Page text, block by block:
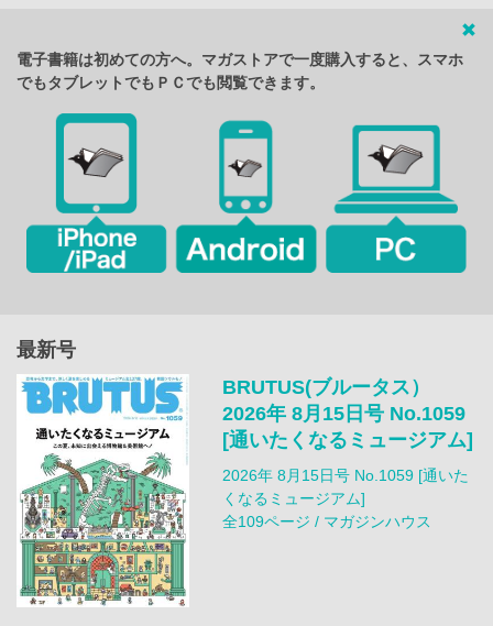
電子書籍は初めての方へ。マガストアで一度購入すると、スマホ
でもタブレットでもＰＣでも閲覧できます。
最新号
BRUTUS(ブルータス）
2026年 8月15日号 No.1059
[通いたくなるミュージアム]
2026年 8月15日号 No.1059 [通いた
くなるミュージアム]
全109ページ / マガジンハウス